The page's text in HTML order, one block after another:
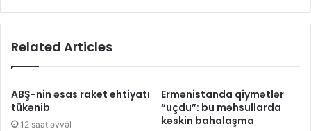
Related Articles
ABŞ-nin əsas raket ehtiyatı
tükənib
12 saat əvvəl
Ermənistanda qiymətlər
“uçdu”: bu məhsullarda
kəskin bahalaşma